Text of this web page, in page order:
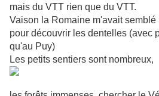
mais du VTT rien que du VTT.
Vaison la Romaine m'avait semblé
pour découvrir les dentelles (avec
qu'au Puy)
Les petits sentiers sont nombreux,